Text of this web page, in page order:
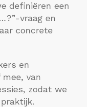
definiëren een
vraag en
concrete
en
van
zodat we